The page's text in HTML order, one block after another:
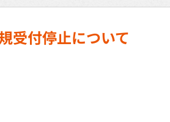
受付停止について